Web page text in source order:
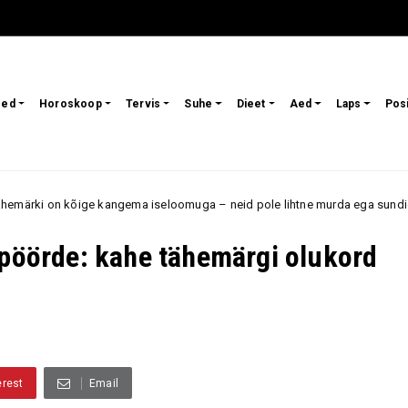
Horoskoop Tervis Suhe Dieet Aed Laps
iseloomuga – neid pole lihtne murda ega sundida tegema midagi,
kahe tähemärgi olukord
Email